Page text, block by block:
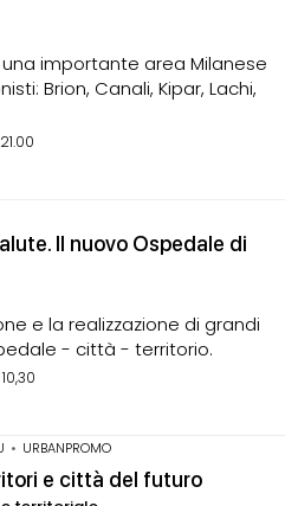
importante area Milanese
Brion, Canali, Kipar, Lachi,
Il nuovo Ospedale di
e la realizzazione di grandi
- città - territorio.
• URBANPROMO
e città del futuro